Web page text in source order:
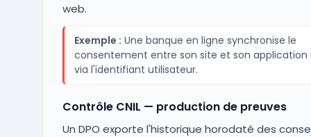
web.
Exemple : Une banque en ligne synchronise le
consentement entre son site et son application
via l'identifiant utilisateur.
Contrôle CNIL — production de preuves
Un DPO exporte l'historique horodaté des